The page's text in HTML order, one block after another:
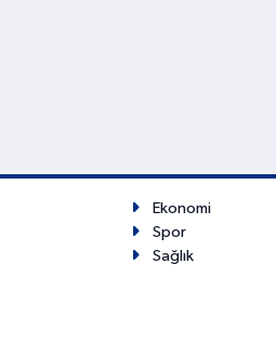
Ekonomi
Spor
Sağlık